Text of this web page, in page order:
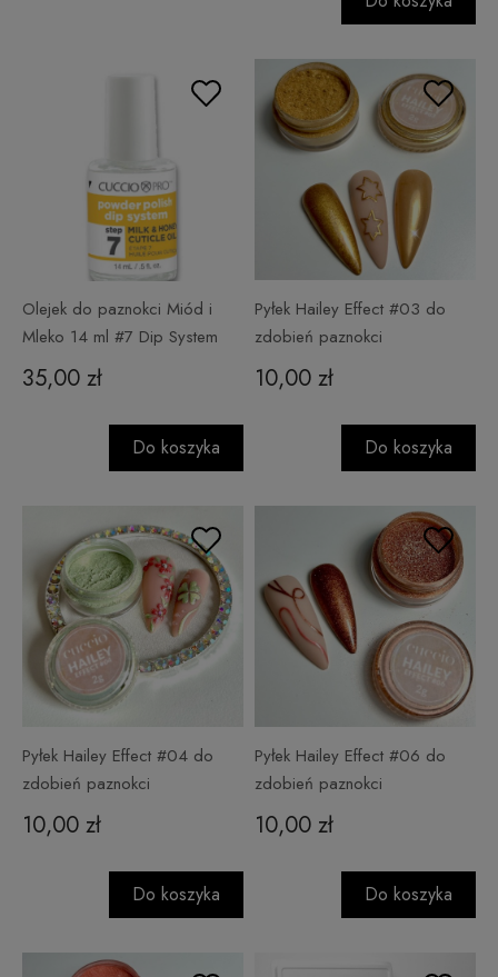
Olejek do paznokci Miód i
Mleko 14 ml #7 Dip System
35,00 zł
Do koszyka
Pyłek Hailey Effect #03 do
zdobień paznokci
10,00 zł
Do koszyka
Pyłek Hailey Effect #04 do
zdobień paznokci
10,00 zł
Do koszyka
Pyłek Hailey Effect #06 do
zdobień paznokci
10,00 zł
Do koszyka